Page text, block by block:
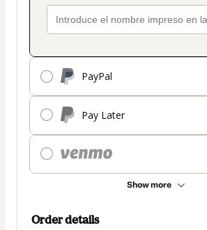
PayPal
Pay Later
Show more
Order details